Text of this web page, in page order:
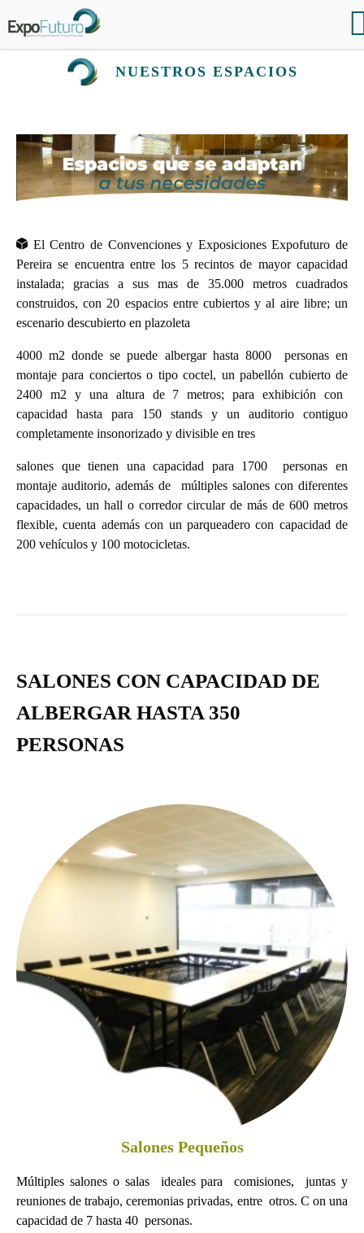
NUESTROS ESPACIOS
El Centro de Convenciones y Exposiciones Expofuturo de
Pereira se encuentra entre los 5 recintos de mayor capacidad
instalada; gracias a sus mas de 35.000 metros cuadrados
construidos, con 20 espacios entre cubiertos y al aire libre; un
escenario descubierto en plazoleta
4000 m2 donde se puede albergar hasta 8000
personas en
montaje para conciertos o tipo coctel, un pabellón cubierto de
2400 m2 y una altura de 7 metros; para exhibición con
capacidad hasta para 150 stands y un auditorio contiguo
completamente insonorizado y divisible en tres
salones que tienen una capacidad para 1700
personas en
montaje auditorio, además de
múltiples salones con diferentes
capacidades, un hall o corredor circular de más de 600 metros
flexible, cuenta además con un parqueadero con capacidad de
200 vehículos y 100 motocicletas.
SALONES CON CAPACIDAD DE
ALBERGAR HASTA 350
PERSONAS
Salones Pequeños
Múltiples salones o salas ideales para comisiones,
juntas y
reuniones de trabajo, ceremonias privadas, entre otros. C on una
capacidad de 7 hasta 40 personas.